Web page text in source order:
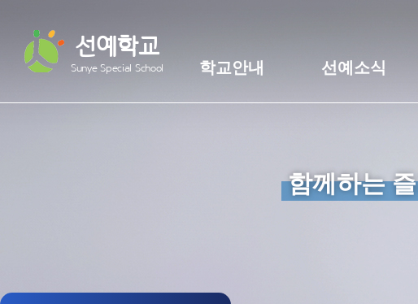
선예학교
Sunye Special School 학교안내 선예소식
함께하는